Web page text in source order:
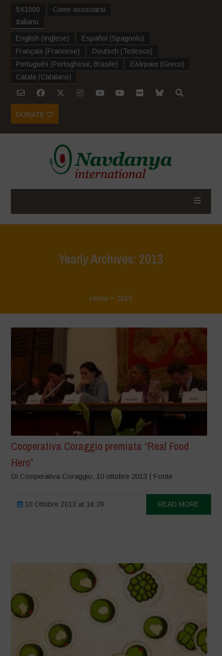
5X1000
Come associarsi
Italiano
English (Inglese) Español (Spagnolo)
Français (Francese) Deutsch (Tedesco)
Português (Portoghese, Brasile) Ελληνικα (Greco)
Català (Catalano)
DONATE
Yearly Archives: 2013
Home > 2013
Cooperativa Coraggio premiata “Real Food
Hero”
Di Cooperativa Coraggio, 10 ottobre 2013 | Fonte
10 Ottobre 2013 at 18:39 READ MORE